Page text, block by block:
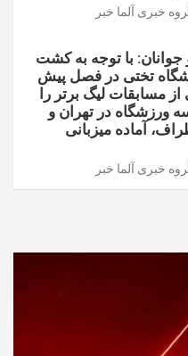
خبری آلما خبر
با توجه به کشت
تختی در فصل پیش
از مسابقات لیگ برتر را
ورزشگاه در تهران و
آماده میزبانی
خبری آلما خبر